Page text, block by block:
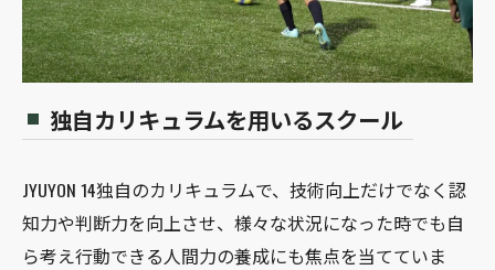
独自カリキュラムを用いるスクール
JYUYON 14独自のカリキュラムで、技術向上だけでなく認
知力や判断力を向上させ、様々な状況になった時でも自
ら考え行動できる人間力の養成にも焦点を当てていま